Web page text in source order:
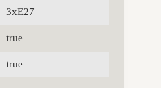
3xE27
true
true